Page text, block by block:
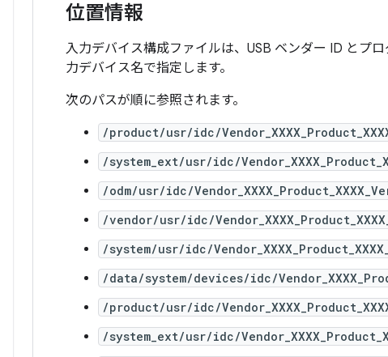
位置情報
入力デバイス構成ファイルは、USB ベンダー ID とプ
力デバイス名で指定します。
次のパスが順に参照されます。
/product/usr/idc/
/system_ext/usr/idc/
/odm/usr/idc/
/vendor/usr/idc/
/system/usr/idc/
/data/system/devices/idc/
/product/usr/idc/
/system_ext/usr/idc/